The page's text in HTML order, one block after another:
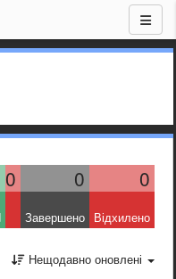
0 0 0
Завершено Відхилено
Нещодавно оновлені